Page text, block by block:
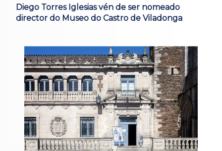
Diego Torres Iglesias vén de ser nomeado
director do Museo do Castro de Viladonga